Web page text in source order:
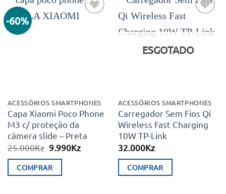
-60%
ACESSÓRIOS SMARTPHONES
Capa Xiaomi Poco Phone
M3 c/ proteção da
câmera slide – Preta
25.000Kz O
original
era:
9.990KzO
COMPRAR
aos meus
ESGOTADO
ACESSÓRIOS SMARTPHONES
Carregador Sem Fios Qi
Wireless Fast Charging
10W TP-Link
32.000Kz
COMPRAR